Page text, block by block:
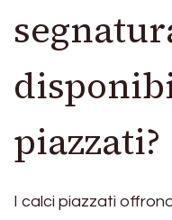
piazzati?
I calci piazzati